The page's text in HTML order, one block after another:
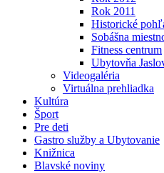
Rok 2011
Historické
Sobášna
Fitness centrum
Ubytovňa
Videogaléria
Virtuálna prehliadka
Kultúra
Šport
Pre deti
Gastro služby a Ubytovanie
Knižnica
Blavské noviny